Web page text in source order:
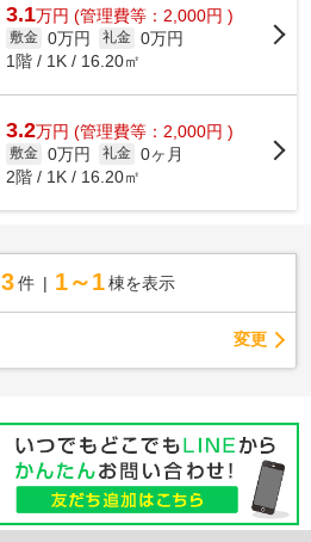
3.1万円 (管理費等：2,000円 )
敷金 0万円 礼金 0万円
1階 / 1K / 16.20㎡
3.2万円 (管理費等：2,000円 )
敷金 0万円 礼金 0ヶ月
2階 / 1K / 16.20㎡
3 件 1～1 棟を表示
変更